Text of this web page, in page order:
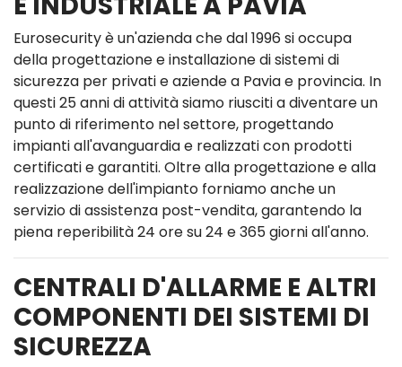
Eurosecurity è un'azienda che dal 1996 si occupa
della progettazione e installazione di sistemi di
sicurezza per privati e aziende a Pavia e provincia. In
questi 25 anni di attività siamo riusciti a diventare un
punto di riferimento nel settore, progettando
impianti all'avanguardia e realizzati con prodotti
certificati e garantiti. Oltre alla progettazione e alla
realizzazione dell'impianto forniamo anche un
servizio di assistenza post-vendita, garantendo la
piena reperibilità 24 ore su 24 e 365 giorni all'anno.
CENTRALI D'ALLARME E ALTRI
COMPONENTI DEI SISTEMI DI
SICUREZZA